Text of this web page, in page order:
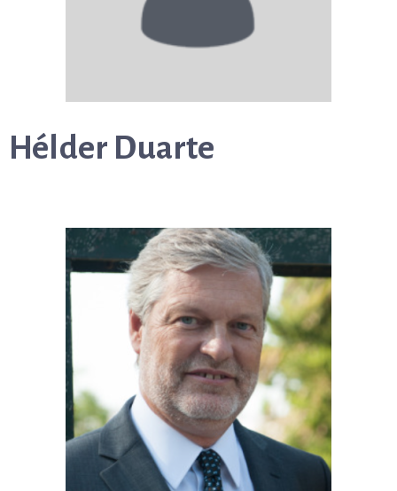
Hélder Duarte